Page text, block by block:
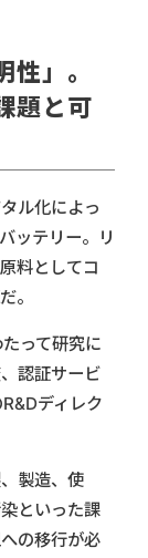
」。
題と可
ル化によっ
ッテリー。リ
料としてコ
。
って研究に
認証サービ
R&Dディレク
製造、使
といった課
の移行が必